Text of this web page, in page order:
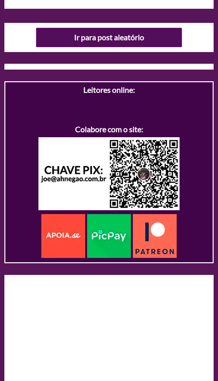
Ir para post aleatório
Leitores online:
Colabore com o site: